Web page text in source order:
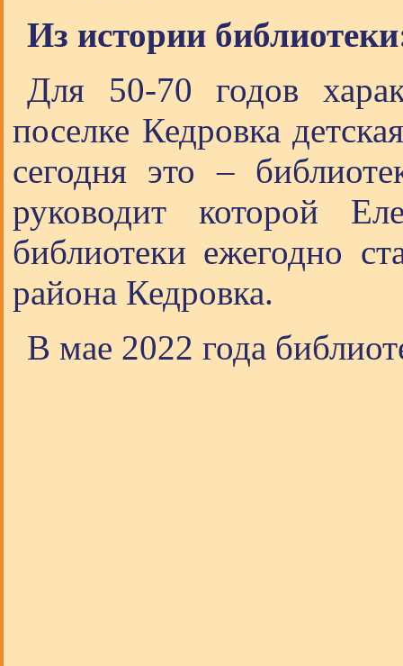
Из истории
Для 50-70 годов
поселке Кедровка
сегодня это –
руководит которой
библиотеки ежегодно
района Кедровка.
В мае 2022 года